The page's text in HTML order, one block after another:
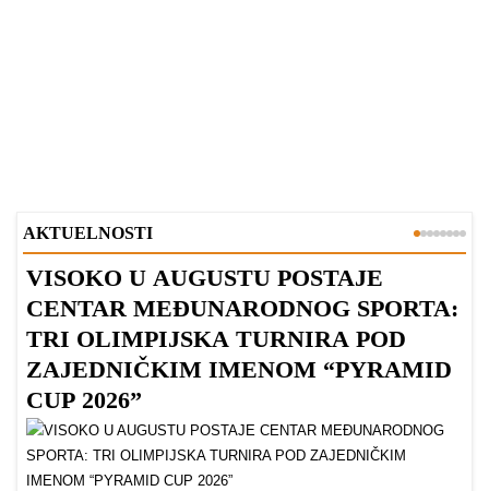
AKTUELNOSTI
VISOKO U AUGUSTU POSTAJE
CENTAR MEĐUNARODNOG SPORTA:
TRI OLIMPIJSKA TURNIRA POD
ZAJEDNIČKIM IMENOM “PYRAMID
CUP 2026”